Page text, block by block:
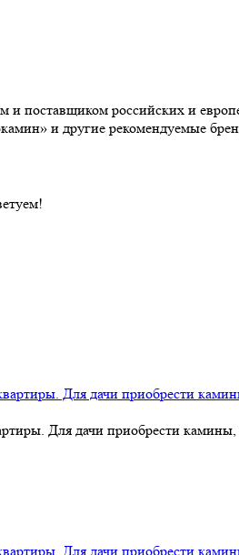
поставщиком российских и
и другие рекомендуемые
Для дачи приобрести